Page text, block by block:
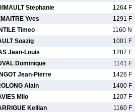
Stephanie
1264 F
Yves
1291 F
Timeo
1160 N
Soazig
1001 F
Jean-Louis
1287 F
Dominique
1141 F
Jean-Pierre
1426 F
Alain
1400 F
Milo
1207 F
Kellian
1160 F